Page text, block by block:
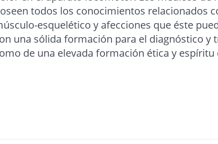
todos los conocimientos relacionados
esquelético y afecciones que éste
una sólida formación para el diagnóstico y
de una elevada formación ética y espíritu